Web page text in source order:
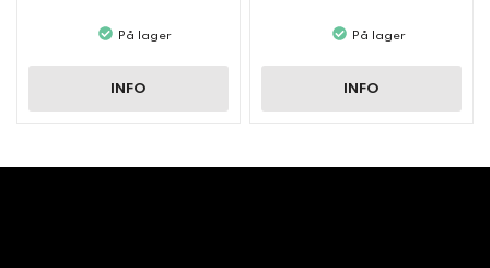
På lager
INFO
På lager
INFO